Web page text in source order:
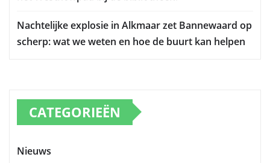
Nachtelijke explosie in Alkmaar zet Bannewaard op
scherp: wat we weten en hoe de buurt kan helpen
CATEGORIEËN
Nieuws